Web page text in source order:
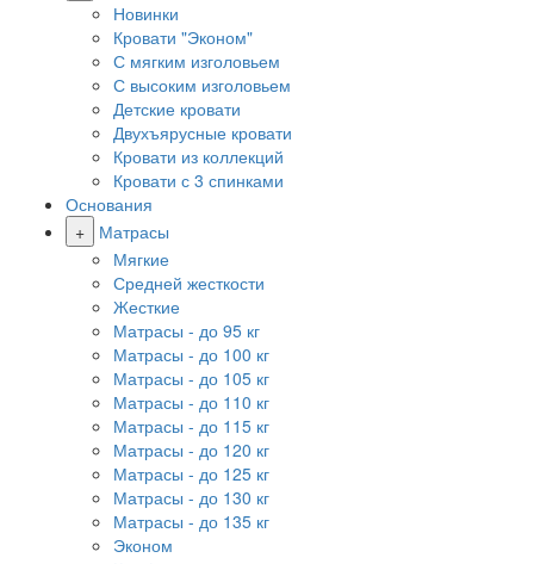
Новинки
Кровати "Эконом"
С мягким изголовьем
С высоким изголовьем
Детские кровати
Двухъярусные кровати
Кровати из коллекций
Кровати с 3 спинками
Основания
+
Матрасы
Мягкие
Средней жесткости
Жесткие
Матрасы - до 95 кг
Матрасы - до 100 кг
Матрасы - до 105 кг
Матрасы - до 110 кг
Матрасы - до 115 кг
Матрасы - до 120 кг
Матрасы - до 125 кг
Матрасы - до 130 кг
Матрасы - до 135 кг
Эконом